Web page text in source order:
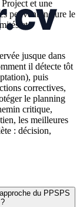
et une
peuvent inclure le
et
jusque dans
il détecte tôt
puis
correctives,
le planning
critique,
les meilleures
: décision,
du PPSPS